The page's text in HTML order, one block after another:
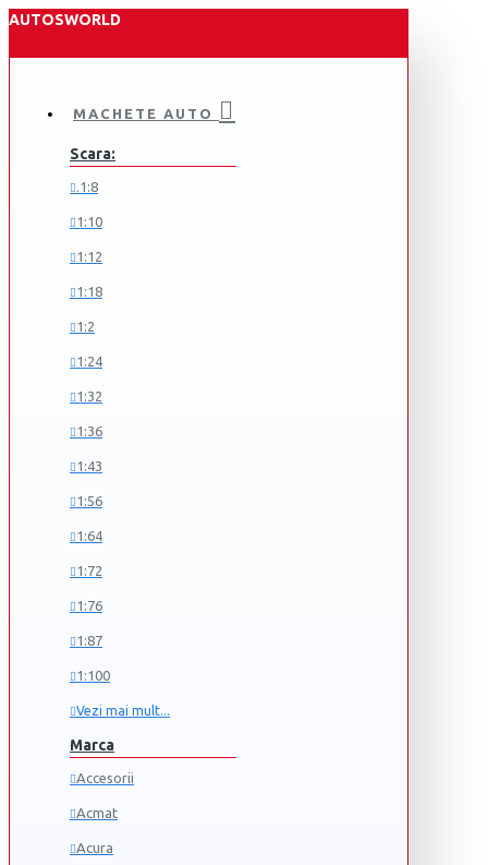
AUTOSWORLD
MACHETE AUTO
Scara:
.1:8
1:10
1:12
1:18
1:2
1:24
1:32
1:36
1:43
1:56
1:64
1:72
1:76
1:87
1:100
Vezi mai mult...
Marca
Accesorii
Acmat
Acura